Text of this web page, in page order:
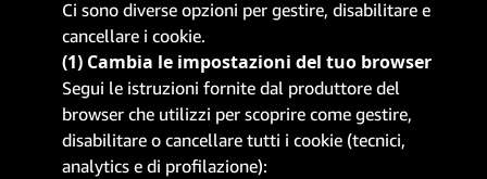
Ci sono diverse opzioni per gestire, disabilitare e
cancellare i cookie.
(1) Cambia le impostazioni del tuo browser
Segui le istruzioni fornite dal produttore del
browser che utilizzi per scoprire come gestire,
disabilitare o cancellare tutti i cookie (tecnici,
analytics e di profilazione):